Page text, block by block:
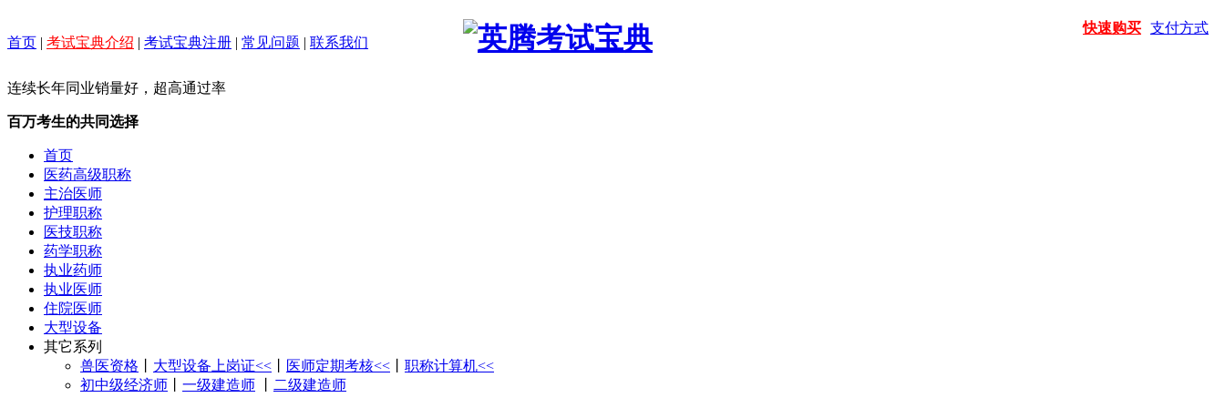
首页 | 考试宝典介绍 | 考试宝典注册 | 常见问题 | 联系我们
快速购买 支付方式
连续长年同业销量好，超高通过率
百万考生的共同选择
首页
医药高级职称
主治医师
护理职称
医技职称
药学职称
执业药师
执业医师
住院医师
大型设备
其它系列
兽医资格
大型设备上岗证<< 医师定期考核<<
职称计算机<<
初中级经济师
一级建造师 二级建造师